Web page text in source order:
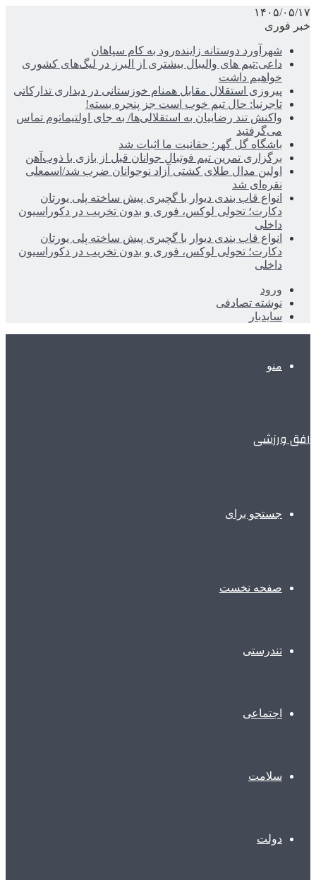
۱۴۰۵/۰۵/۱۷
خبر فوری
شهرآورد دوستانه زاینده‌رود به کام سپاهان
داعی:تیم های والیبال بیشتری از البرز در لیگ‌های کشوری
خواهیم داشت
پیروزی استقلال مقابل همنام خوزستانی در دیداری تدارکاتی
تاجرنیا: حال تیم خوب است جز پنجره بسته!
واکنش تند رضاییان به استقلالی‌ها/ به جای اولتیماتوم تماس
می‌گرفتید
باشگاه گل گهر: حقانیت ما اثبات شد
برگزاری تمرین تیم فوتبال جوانان قبل از بازی با ذوب‌آهن
اولین مدال طلای کشتی آزاد نوجوانان ضرب شد/اسمعلی
نقره‌ای شد
انواع قاب بندی دیوار با گچبری پیش ساخته پلی یورتان
دکارت؛ تحولی لوکس، فوری و بدون تخریب در دکوراسیون
داخلی
انواع قاب بندی دیوار با گچبری پیش ساخته پلی یورتان
دکارت؛ تحولی لوکس، فوری و بدون تخریب در دکوراسیون
داخلی
ورود
نوشته تصادفی
سایدبار
منو
افق ورزشی
جستجو برای
صفحه نخست
تندرستی
اجتماعی
سلامت
دولت